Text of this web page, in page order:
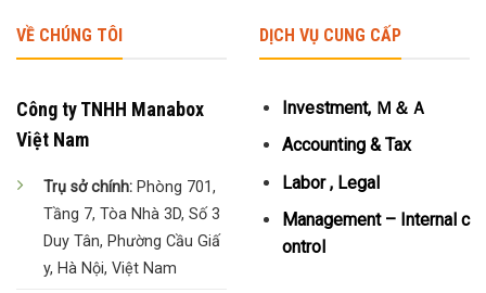
VỀ CHÚNG TÔI
Công ty TNHH Manabox
Việt Nam
Trụ sở chính: Phòng 701,
Tầng 7, Tòa Nhà 3D, Số 3
Duy Tân, Phường Cầu Giấ
y, Hà Nội, Việt Nam
DỊCH VỤ CUNG CẤP
Investment, Ｍ＆Ａ
Accounting & Tax
Labor , Legal
Management – Internal c
ontrol